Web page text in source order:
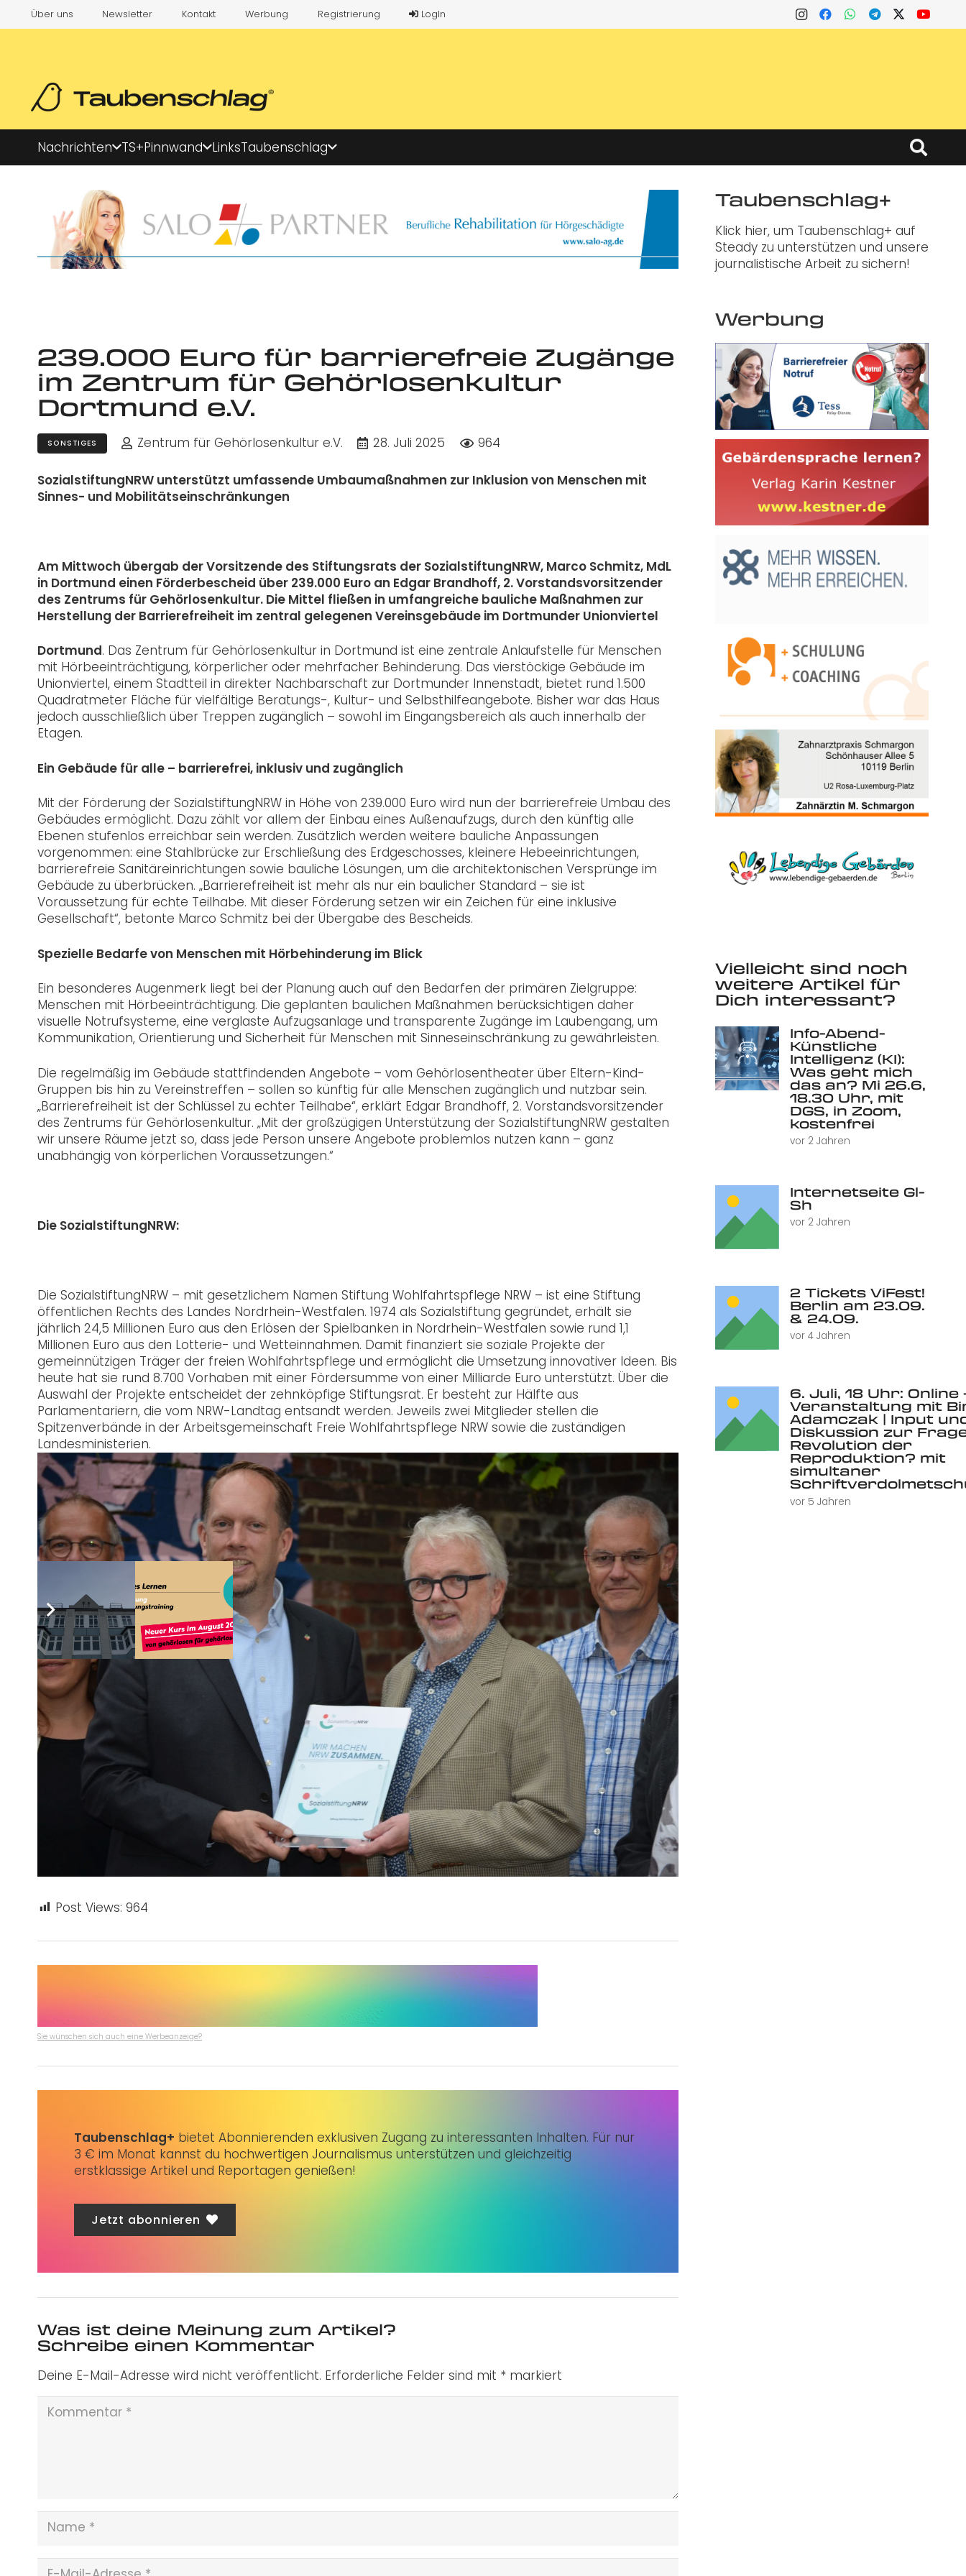
Über uns Newsletter Kontakt Werbung Registrierung LogIn
Nachrichten TS+Pinnwand LinksTaubenschlag
239.000 Euro für barrierefreie Zugänge
im Zentrum für Gehörlosenkultur
Dortmund e.V.
SONSTIGES Zentrum für Gehörlosenkultur e.V. 28. Juli 2025 964
SozialstiftungNRW unterstützt umfassende Umbaumaßnahmen zur Inklusion von Menschen mit
Sinnes- und Mobilitätseinschränkungen
Am Mittwoch übergab der Vorsitzende des Stiftungsrats der SozialstiftungNRW, Marco Schmitz, MdL
in Dortmund einen Förderbescheid über 239.000 Euro an Edgar Brandhoff, 2. Vorstandsvorsitzender
des Zentrums für Gehörlosenkultur. Die Mittel fließen in umfangreiche bauliche Maßnahmen zur
Herstellung der Barrierefreiheit im zentral gelegenen Vereinsgebäude im Dortmunder Unionviertel
Dortmund. Das Zentrum für Gehörlosenkultur in Dortmund ist eine zentrale Anlaufstelle für Menschen
mit Hörbeeinträchtigung, körperlicher oder mehrfacher Behinderung. Das vierstöckige Gebäude im
Unionviertel, einem Stadtteil in direkter Nachbarschaft zur Dortmunder Innenstadt, bietet rund 1.500
Quadratmeter Fläche für vielfältige Beratungs-, Kultur- und Selbsthilfeangebote. Bisher war das Haus
jedoch ausschließlich über Treppen zugänglich – sowohl im Eingangsbereich als auch innerhalb der
Etagen.
Ein Gebäude für alle – barrierefrei, inklusiv und zugänglich
Mit der Förderung der SozialstiftungNRW in Höhe von 239.000 Euro wird nun der barrierefreie Umbau des
Gebäudes ermöglicht. Dazu zählt vor allem der Einbau eines Außenaufzugs, durch den künftig alle
Ebenen stufenlos erreichbar sein werden. Zusätzlich werden weitere bauliche Anpassungen
vorgenommen: eine Stahlbrücke zur Erschließung des Erdgeschosses, kleinere Hebeeinrichtungen,
barrierefreie Sanitäreinrichtungen sowie bauliche Lösungen, um die architektonischen Versprünge im
Gebäude zu überbrücken. „Barrierefreiheit ist mehr als nur ein baulicher Standard – sie ist
Voraussetzung für echte Teilhabe. Mit dieser Förderung setzen wir ein Zeichen für eine inklusive
Gesellschaft“, betonte Marco Schmitz bei der Übergabe des Bescheids.
Spezielle Bedarfe von Menschen mit Hörbehinderung im Blick
Ein besonderes Augenmerk liegt bei der Planung auch auf den Bedarfen der primären Zielgruppe:
Menschen mit Hörbeeinträchtigung. Die geplanten baulichen Maßnahmen berücksichtigen daher
visuelle Notrufsysteme, eine verglaste Aufzugsanlage und transparente Zugänge im Laubengang, um
Kommunikation, Orientierung und Sicherheit für Menschen mit Sinneseinschränkung zu gewährleisten.
Die regelmäßig im Gebäude stattfindenden Angebote – vom Gehörlosentheater über Eltern-Kind-
Gruppen bis hin zu Vereinstreffen – sollen so künftig für alle Menschen zugänglich und nutzbar sein.
„Barrierefreiheit ist der Schlüssel zu echter Teilhabe“, erklärt Edgar Brandhoff, 2. Vorstandsvorsitzender
des Zentrums für Gehörlosenkultur. „Mit der großzügigen Unterstützung der SozialstiftungNRW gestalten
wir unsere Räume jetzt so, dass jede Person unsere Angebote problemlos nutzen kann – ganz
unabhängig von körperlichen Voraussetzungen.“
Die SozialstiftungNRW:
Die SozialstiftungNRW – mit gesetzlichem Namen Stiftung Wohlfahrtspflege NRW – ist eine Stiftung
öffentlichen Rechts des Landes Nordrhein-Westfalen. 1974 als Sozialstiftung gegründet, erhält sie
jährlich 24,5 Millionen Euro aus den Erlösen der Spielbanken in Nordrhein-Westfalen sowie rund 1,1
Millionen Euro aus den Lotterie- und Wetteinnahmen. Damit finanziert sie soziale Projekte der
gemeinnützigen Träger der freien Wohlfahrtspflege und ermöglicht die Umsetzung innovativer Ideen. Bis
heute hat sie rund 8.700 Vorhaben mit einer Fördersumme von einer Milliarde Euro unterstützt. Über die
Auswahl der Projekte entscheidet der zehnköpfige Stiftungsrat. Er besteht zur Hälfte aus
Parlamentariern, die vom NRW-Landtag entsandt werden. Jeweils zwei Mitglieder stellen die
Spitzenverbände in der Arbeitsgemeinschaft Freie Wohlfahrtspflege NRW sowie die zuständigen
Landesministerien.
Post Views: 964
Sie wünschen sich auch eine Werbeanzeige?
Taubenschlag+ bietet Abonnierenden exklusiven Zugang zu interessanten Inhalten. Für nur
3 € im Monat kannst du hochwertigen Journalismus unterstützen und gleichzeitig
erstklassige Artikel und Reportagen genießen!
Jetzt abonnieren
Was ist deine Meinung zum Artikel?
Schreibe einen Kommentar
Deine E-Mail-Adresse wird nicht veröffentlicht. Erforderliche Felder sind mit * markiert
Taubenschlag+
Klick hier, um Taubenschlag+ auf
Steady zu unterstützen und unsere
journalistische Arbeit zu sichern!
Werbung
Vielleicht sind noch
weitere Artikel für
Dich interessant?
Info-Abend-
Künstliche
Intelligenz (KI):
Was geht mich
das an? Mi 26.6,
18.30 Uhr, mit
DGS, in Zoom,
kostenfrei
vor 2 Jahren
Internetseite Gl-
Sh
vor 2 Jahren
2 Tickets ViFest!
Berlin am 23.09.
& 24.09.
vor 4 Jahren
6. Juli, 18 Uhr: Online
Veranstaltung mit
Adamczak | Input
Diskussion zur
Revolution der
Reproduktion? mit
simultaner
vor 5 Jahren